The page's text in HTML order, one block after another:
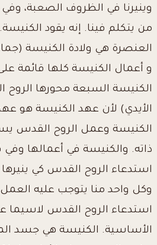
وينيرنا في الظروف الصعبة،
من يتكلم فينا. إنه يقود الكنيسة.
العنصرة هي ولادة الكنيسة
و أعمال الكنيسة كلها قائمة
الكنيسة السبعة محورها
الأيدي) لأن عهد الكنيسة هو
الكنيسة وعمل الروح القدس
ذاته. والكنيسة في أعمالها وفي
استدعاء الروح القدس كي
وكل واحد منا يتوجب عليه
استدعاء الروح القدس لاسيما
الأساسية. الكنيسة هي جسد